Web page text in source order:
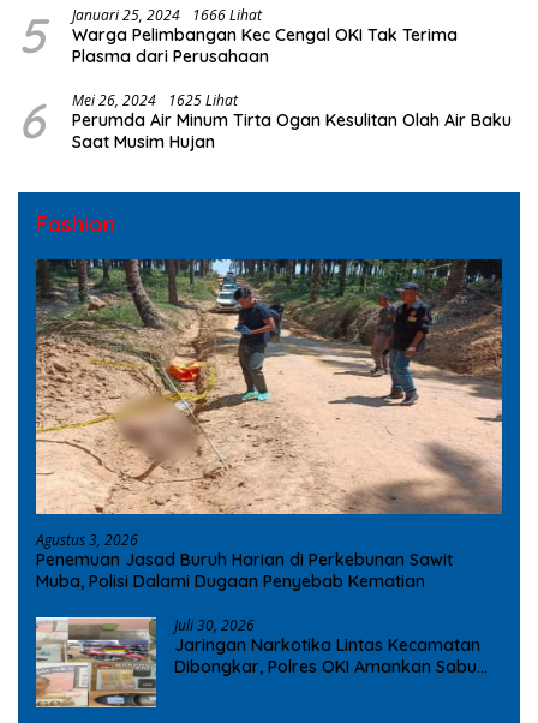
5 Januari 25, 2024 1666 Lihat
Warga Pelimbangan Kec Cengal OKI Tak Terima
Plasma dari Perusahaan
6 Mei 26, 2024 1625 Lihat
Perumda Air Minum Tirta Ogan Kesulitan Olah Air Baku
Saat Musim Hujan
Fashion
Agustus 3, 2026
Penemuan Jasad Buruh Harian di Perkebunan Sawit
Muba, Polisi Dalami Dugaan Penyebab Kematian
Juli 30, 2026
Jaringan Narkotika Lintas Kecamatan
Dibongkar, Polres OKI Amankan Sabu